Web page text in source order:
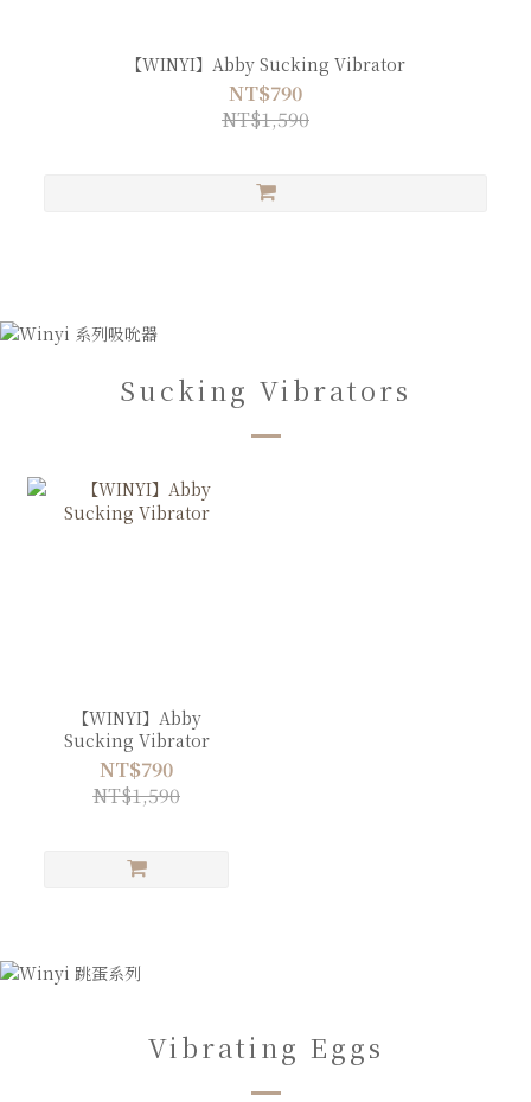
【WINYI】Abby Sucking Vibrator
NT$790
NT$1,590
Sucking Vibrators
【WINYI】Abby
Sucking Vibrator
NT$790
NT$1,590
Vibrating Eggs